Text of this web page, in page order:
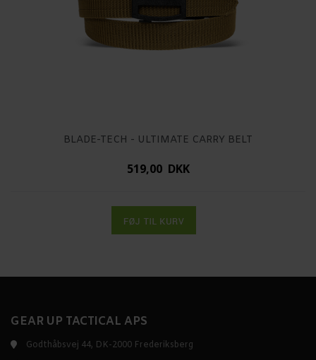
BLADE-TECH - ULTIMATE CARRY BELT
519,00 DKK
GEAR UP TACTICAL APS
Godthåbsvej 44, DK-2000 Frederiksberg